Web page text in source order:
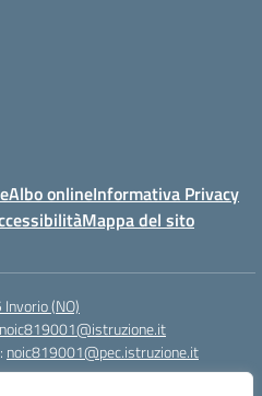
Albo onlineInformativa Privacy
Mappa del sito
(NO)
noic819001@istruzione.it
noic819001@pec.istruzione.it